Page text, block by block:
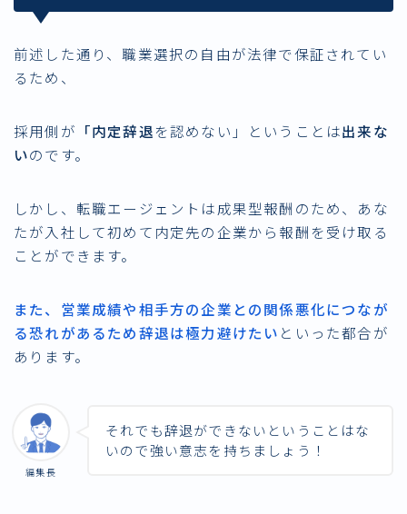
前述した通り、職業選択の自由が法律で保証されてい
る ため、
採用側が 「内定辞退を認めない」ということは出来な
いのです。
しかし、転職エージェントは成果型報酬のため、あな
たが入社して初めて内定先の企業から報酬を受け取る
ことができます。
また、営業成績や相手方の企業との関係悪化につなが
る恐れがあるため辞退は極力避けたい といった都合が
あります。
編集長
それでも辞退ができないということはな
いので強い意志を持ちましょう！